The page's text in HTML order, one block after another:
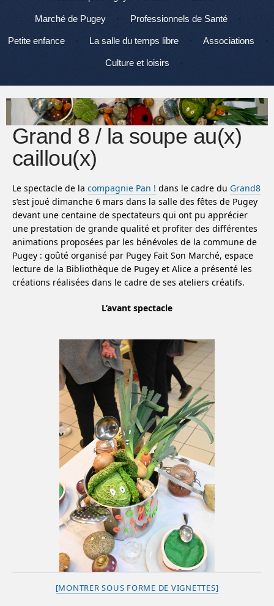
Marché de Pugey Professionnels de Santé
Petite enfance La salle du temps libre Associations
Culture et loisirs
Grand 8 / la soupe au(x)
caillou(x)
Le spectacle de la compagnie Pan ! dans le cadre du Grand8
s’est joué dimanche 6 mars dans la salle des fêtes de Pugey
devant une centaine de spectateurs qui ont pu apprécier
une prestation de grande qualité et profiter des différentes
animations proposées par les bénévoles de la commune de
Pugey : goûté organisé par Pugey Fait Son Marché, espace
lecture de la Bibliothèque de Pugey et Alice a présenté les
créations réalisées dans le cadre de ses ateliers créatifs.
L’avant spectacle
[MONTRER SOUS FORME DE VIGNETTES]